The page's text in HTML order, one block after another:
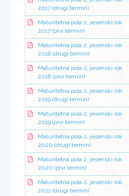
2017 (drugi termin)
Maturitetna pola 2, jesenski rok
2017 (prvi termin)
Maturitetna pola 2, jesenski rok
2018 (drugi termin)
Maturitetna pola 2, jesenski rok
2018 (prvi termin)
Maturitetna pola 2, jesenski rok
2019 (drugi termin)
Maturitetna pola 2, jesenski rok
2019 (prvi termin)
Maturitetna pola 2, jesenski rok
2020 (drugi termin)
Maturitetna pola 2, jesenski rok
2020 (prvi termin)
Maturitetna pola 2, jesenski rok
2021 (drugi termin)